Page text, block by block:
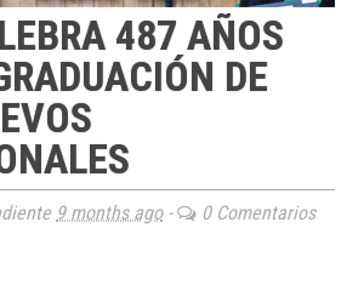
487 AÑOS
DE
9 months ago- 0 Comentarios